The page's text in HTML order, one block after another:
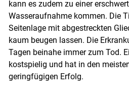
kann es zudem zu einer
Wasseraufnahme kommen. Die
Seitenlage mit abgestreckten
kaum beugen lassen. Die
Tagen beinahe immer zum Tod.
kostspielig und hat in den
geringfügigen Erfolg.